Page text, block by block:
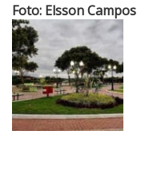
Foto: Elsson Campos